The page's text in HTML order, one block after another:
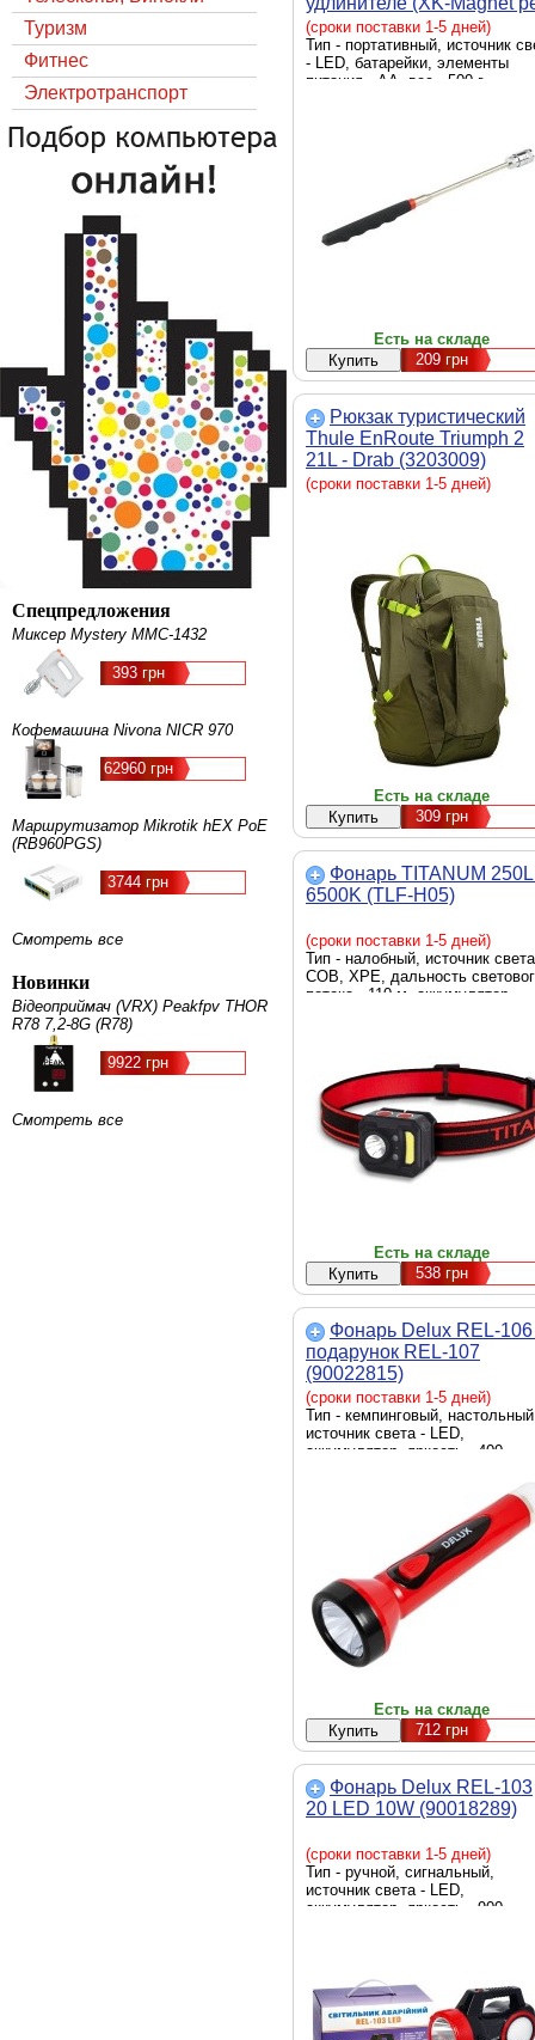
Туризм
Фитнес
Электротранспорт
Спецпредложения
Миксер Mystery MMC-1432
393 грн
Кофемашина Nivona NICR 970
62960 грн
Маршрутизатор Mikrotik hEX PoE
(RB960PGS)
3744 грн
Смотреть все
Новинки
Відеоприймач (VRX) Peakfpv THOR
R78 7,2-8G (R78)
9922 грн
Смотреть все
8)
(сроки поставки 1-5 дней)
Тип - портативный, источник
- LED, батарейки, элементы
питания - AA, вес - 500 г
Есть на складе
209грн
Рюкзак туристический
Thule EnRoute Triumph 2
21L - Drab (3203009)
(сроки поставки 1-5 дней)
Есть на складе
309грн
Фонарь TITANUM
6500K (TLF-H05)
(сроки поставки 1-5 дней)
Тип - налобный, источник
COB, XPE, дальность
потока - 110 м, аккумулятор,
Есть на складе
538грн
Фонарь Delux REL-106
подарунок REL-107
(90022815)
(сроки поставки 1-5 дней)
Тип - кемпинговый,
источник света - LED,
аккумулятор, яркость - 400
встроенный аккумулятор, Li-
Есть на складе
712грн
Фонарь Delux REL-103
20 LED 10W (90018289)
(сроки поставки 1-5 дней)
Тип - ручной, сигнальный,
источник света - LED,
аккумулятор, яркость - 900